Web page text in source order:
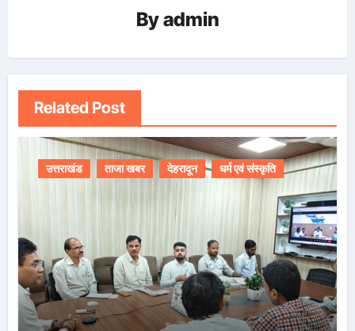
Byadmin
Related Post
उत्तराखंड ताजा खबर देहरादून धर्म एवं संस्कृति